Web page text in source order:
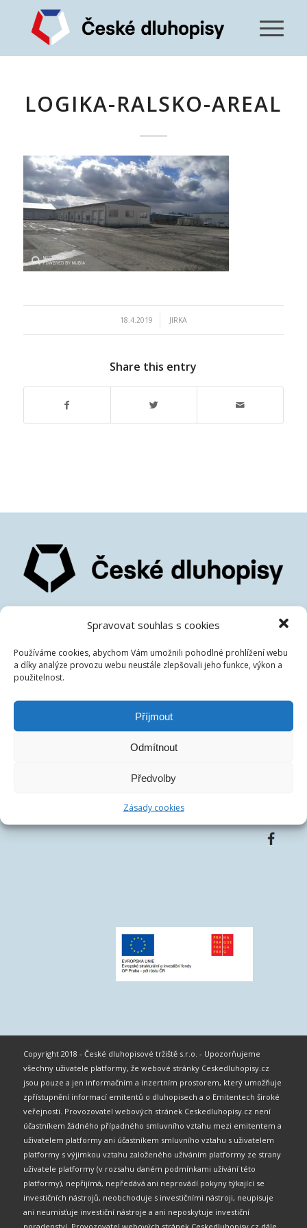
Spravovat souhlas s cookies
Používáme cookies, abychom Vám umožnili pohodlné prohlížení webu
a díky analýze provozu webu neustále zlepšovali jeho funkce, výkon a
použitelnost.
Příjmout
Odmítnout
Předvolby
Zásady cookies
LOGIKA-RALSKO-AREAL
18.4.2019 JIRKA
Share this entry
DIČ: CZ07486278
Centrála společnosti:Francouzská 75/4, 12000 Praha
Telefon:+420 770 163 226
Email:
Copyright 2018 - České dluhopisové tržiště s.r.o. - Upozorňujeme
všechny uživatele platformy, že webové stránky Ceskedluhopisy.cz
jsou pouze a jen informačním a inzertním prostorem, který umožňuje
zpřístupnění informací emitentů o dluhopisech a o Emitentech široké
veřejnosti. Provozovatel webových stránek Ceskedluhopisy.cz není
účastníkem žádného případného smluvního vztahu mezi emitentem a
uživatelem platformy ani účastníkem smluvního vztahu s uživatelem
platformy s výjimkou vztahu založeného užíváním platformy ze strany
uživatele platformy (v rozsahu daném podmínkami užívání této
platformy), nepřijímá, nepředává ani neprovádí pokyny týkající se
investičních nástrojů, neobchoduje s investičními nástroji, neupisuje
ani neumisťuje investiční nástroje a ani neposkytuje investiční